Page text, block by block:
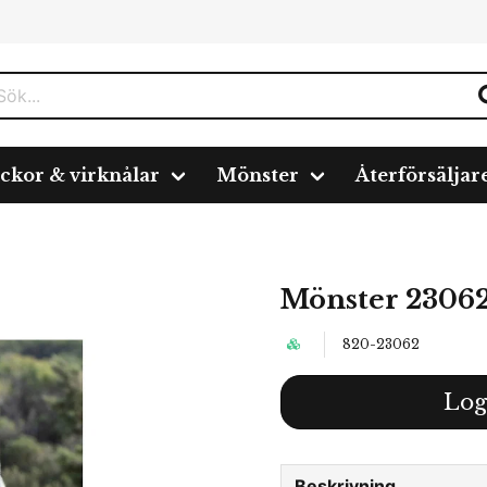
& virknålar Mönster
Mönster
820-23062